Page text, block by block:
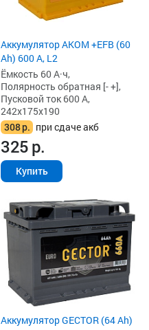
Аккумулятор AKOM +EFB (60
Ah) 600 А, L2
Ёмкость 60 А·ч,
Полярность обратная [- +],
Пусковой ток 600 А,
242x175x190
308р. при сдаче акб
325р.
Купить
Аккумулятор GECTOR (64 Ah)